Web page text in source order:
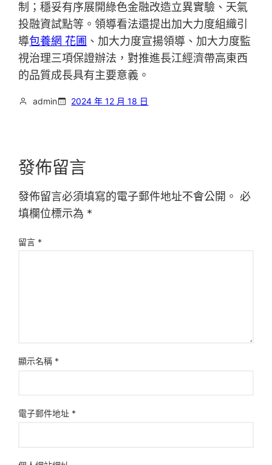
制；穩妥有序展開綠色金融改造立異實驗、天氣
投融資試點等。領導看法還提出加大力度組織引
導包養網 花圃 、加大力度宣揚領導、加大力度監
視治理三項保證辦法，對推進長江經濟帶高東西
的品質成長具有主要意義。
admin 2024 年 12 月 18 日
發佈留言
發佈留言必須填寫的電子郵件地址不會公開。 必
填欄位標示為 *
留言 *
顯示名稱 *
電子郵件地址 *